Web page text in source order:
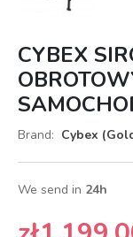
CYBEX
Brand: Cybex
We send in 24h